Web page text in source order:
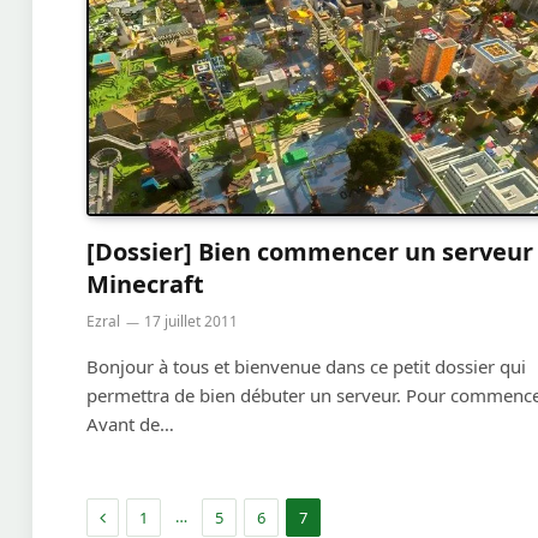
[Dossier] Bien commencer un serveur
Minecraft
Ezral 17 juillet 2011
Bonjour à tous et bienvenue dans ce petit dossier qui
permettra de bien débuter un serveur. Pour
Avant de…
Précédent
1 … 5 6 7